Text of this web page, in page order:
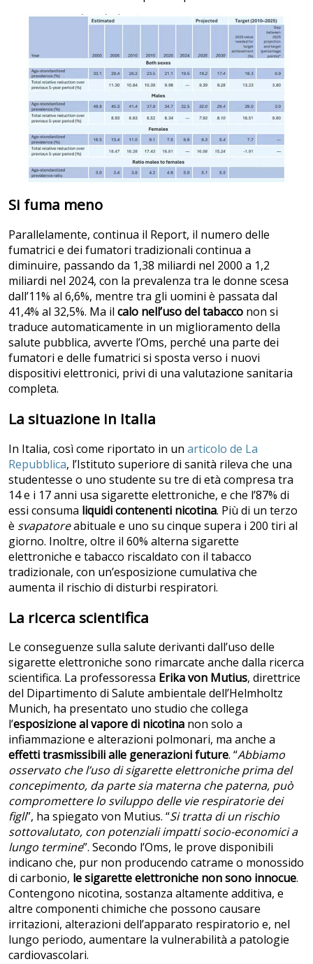
Si fuma meno
Parallelamente, continua il Report, il numero delle
fumatrici e dei fumatori tradizionali continua a
diminuire, passando da 1,38 miliardi nel 2000 a 1,2
miliardi nel 2024, con la prevalenza tra le donne scesa
dall’11% al 6,6%, mentre tra gli uomini è passata dal
41,4% al 32,5%. Ma il calo nell’uso del tabacco non si
traduce automaticamente in un miglioramento della
salute pubblica, avverte l’Oms, perché una parte dei
fumatori e delle fumatrici si sposta verso i nuovi
dispositivi elettronici, privi di una valutazione sanitaria
completa.
La situazione in Italia
In Italia, così come riportato in un articolo de La
Repubblica, l’Istituto superiore di sanità rileva che una
studentesse o uno studente su tre di età compresa tra
14 e i 17 anni usa sigarette elettroniche, e che l’87% di
essi consuma liquidi contenenti nicotina. Più di un terzo
è svapatoreabituale e uno su cinque supera i 200 tiri al
giorno. Inoltre, oltre il 60% alterna sigarette
elettroniche e tabacco riscaldato con il tabacco
tradizionale, con un’esposizione cumulativa che
aumenta il rischio di disturbi respiratori.
La ricerca scientifica
Le conseguenze sulla salute derivanti dall’uso delle
sigarette elettroniche sono rimarcate anche dalla ricerca
scientifica. La professoressa Erika von Mutius, direttrice
del Dipartimento di Salute ambientale dell’Helmholtz
Munich, ha presentato uno studio che collega
l’esposizioneal vapore di nicotina non solo a
infiammazione e alterazioni polmonari, ma anche a
effetti trasmissibili alle generazioni future. “Abbiamo
osservato che l’uso di sigarette elettroniche prima del
concepimento, da parte sia materna che paterna, può
compromettere lo sviluppo delle vie respiratorie dei
figli”, ha spiegato von Mutius. “Si tratta di un rischio
sottovalutato, con potenziali impatti socio-economici a
lungo termine”. Secondo l’Oms, le prove disponibili
indicano che, pur non producendo catrame o monossido
di carbonio, le sigarette elettroniche non sono innocue.
Contengono nicotina, sostanza altamente additiva, e
altre componenti chimiche che possono causare
irritazioni, alterazioni dell’apparato respiratorio e, nel
lungo periodo, aumentare la vulnerabilità a patologie
cardiovascolari.